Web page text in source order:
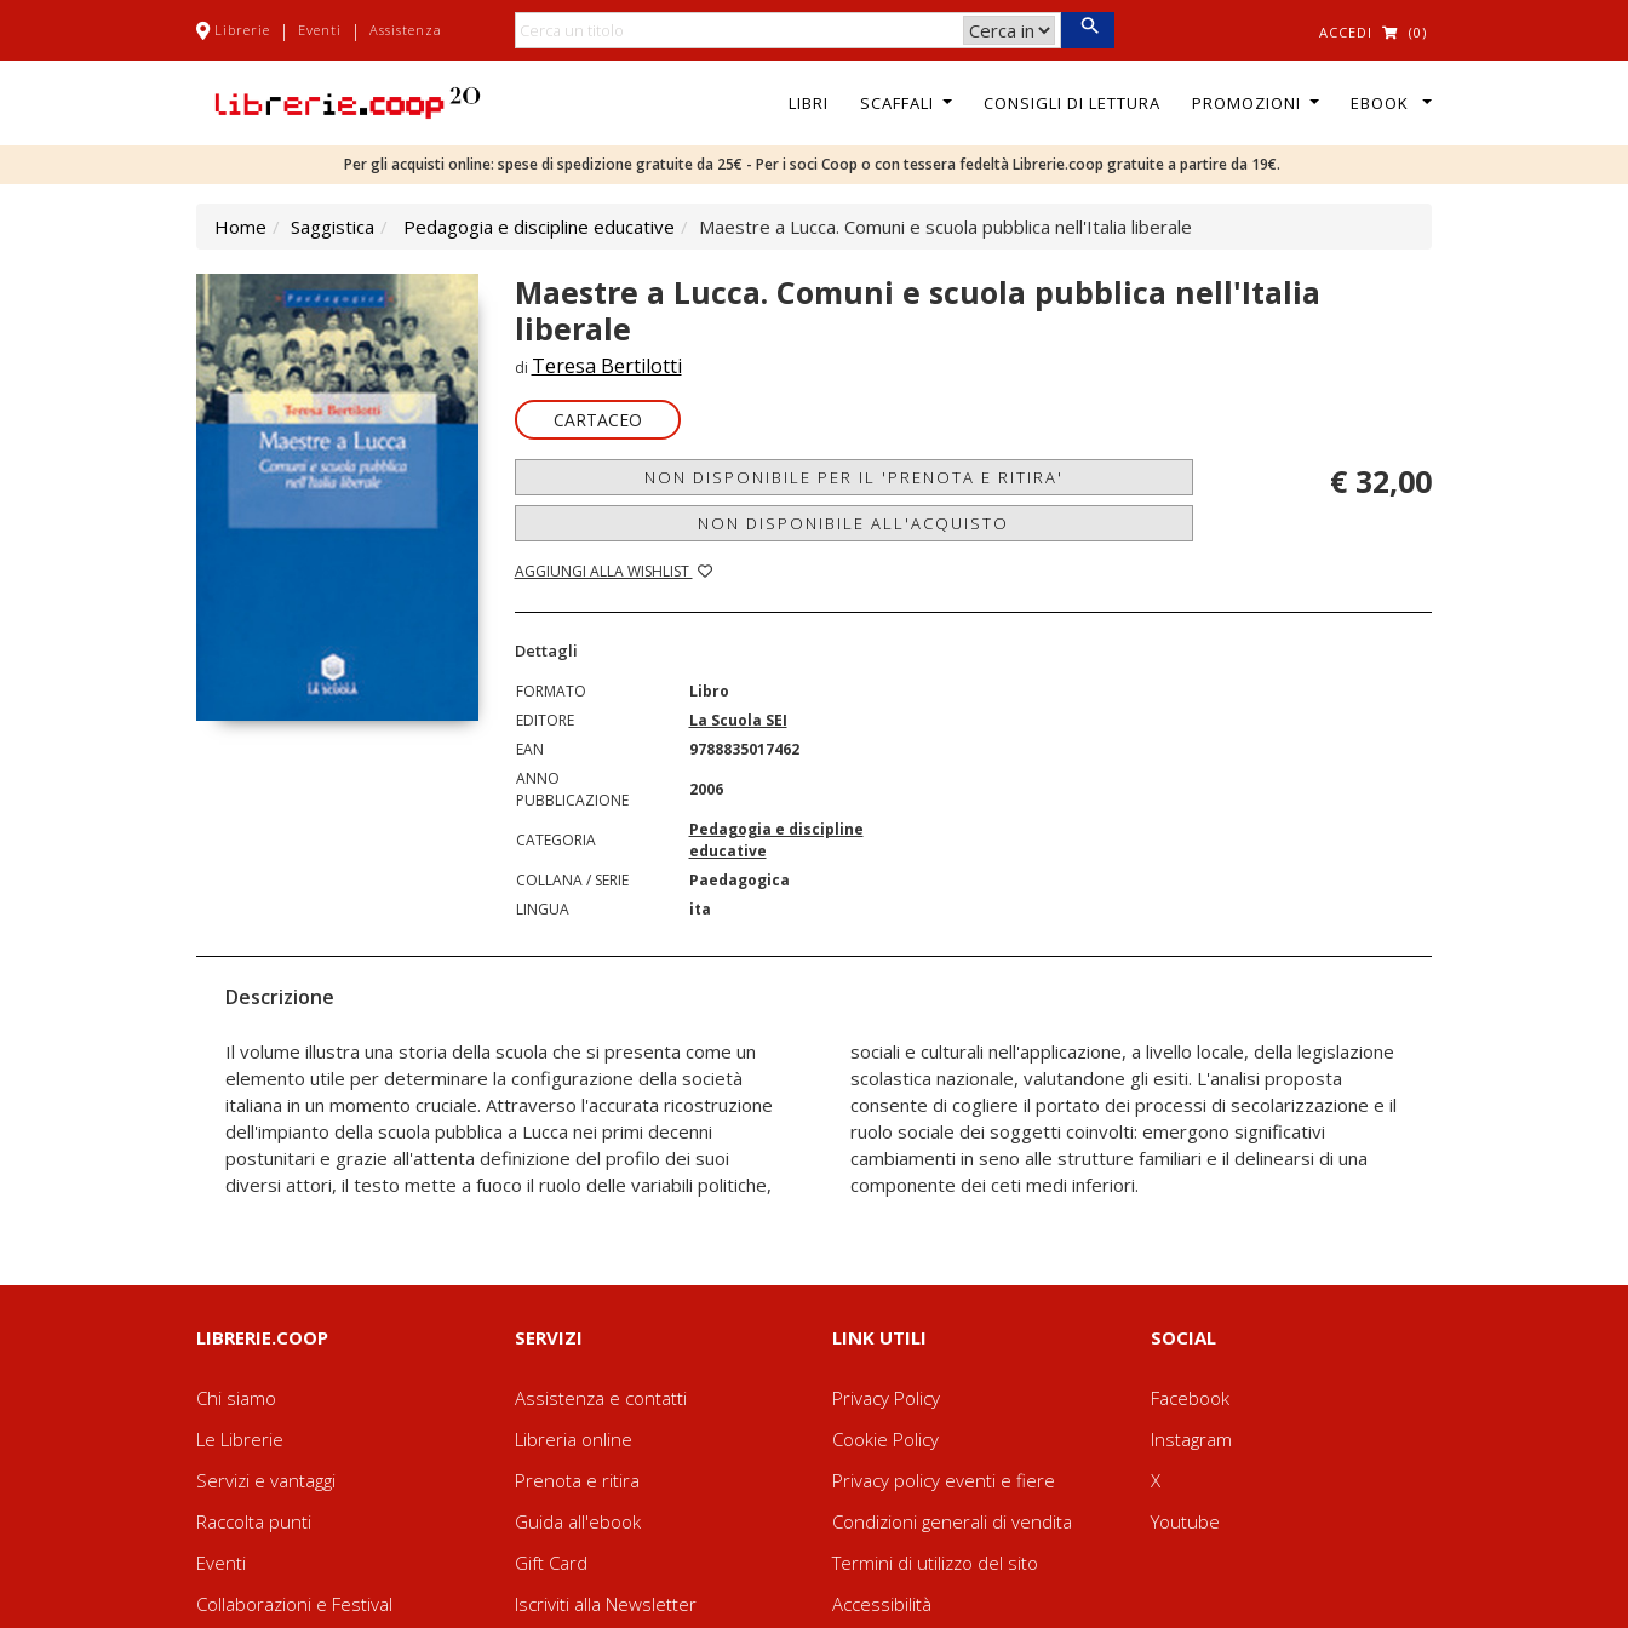
Librerie | Eventi | Assistenza ACCEDI (0)
LIBRI SCAFFALI CONSIGLI DI LETTURA PROMOZIONI EBOOK
Per gli acquisti online: spese di spedizione gratuite da 25€ - Per i soci Coop o con tessera fedeltà Librerie.coop gratuite a partire da 19€.
Home Saggistica Pedagogia e discipline educative Maestre a Lucca. Comuni e scuola pubblica nell'Italia liberale
Maestre a Lucca. Comuni e scuola pubblica nell'Italia
liberale
di Teresa Bertilotti
CARTACEO
NON DISPONIBILE PER IL 'PRENOTA E RITIRA'
NON DISPONIBILE ALL'ACQUISTO
AGGIUNGI ALLA WISHLIST
€ 32,00
Dettagli
FORMATO
Libro
EDITORE
La Scuola SEI
EAN
9788835017462
ANNO
PUBBLICAZIONE
2006
CATEGORIA
Pedagogia e discipline
educative
COLLANA / SERIE
Paedagogica
LINGUA
ita
Descrizione
Il volume illustra una storia della scuola che si presenta come un
elemento utile per determinare la configurazione della società
italiana in un momento cruciale. Attraverso l'accurata ricostruzione
dell'impianto della scuola pubblica a Lucca nei primi decenni
postunitari e grazie all'attenta definizione del profilo dei suoi
diversi attori, il testo mette a fuoco il ruolo delle variabili politiche,
sociali e culturali nell'applicazione, a livello locale, della legislazione
scolastica nazionale, valutandone gli esiti. L'analisi proposta
consente di cogliere il portato dei processi di secolarizzazione e il
ruolo sociale dei soggetti coinvolti: emergono significativi
cambiamenti in seno alle strutture familiari e il delinearsi di una
componente dei ceti medi inferiori.
LIBRERIE.COOP
Chi siamo
Le Librerie
Servizi e vantaggi
Raccolta punti
Eventi
Collaborazioni e Festival
SERVIZI
Assistenza e contatti
Libreria online
Prenota e ritira
Guida all'ebook
Gift Card
Iscriviti alla Newsletter
LINK UTILI
Privacy Policy
Cookie Policy
Privacy policy eventi e fiere
Condizioni generali di vendita
Termini di utilizzo del sito
Accessibilità
SOCIAL
Facebook
Instagram
X
Youtube